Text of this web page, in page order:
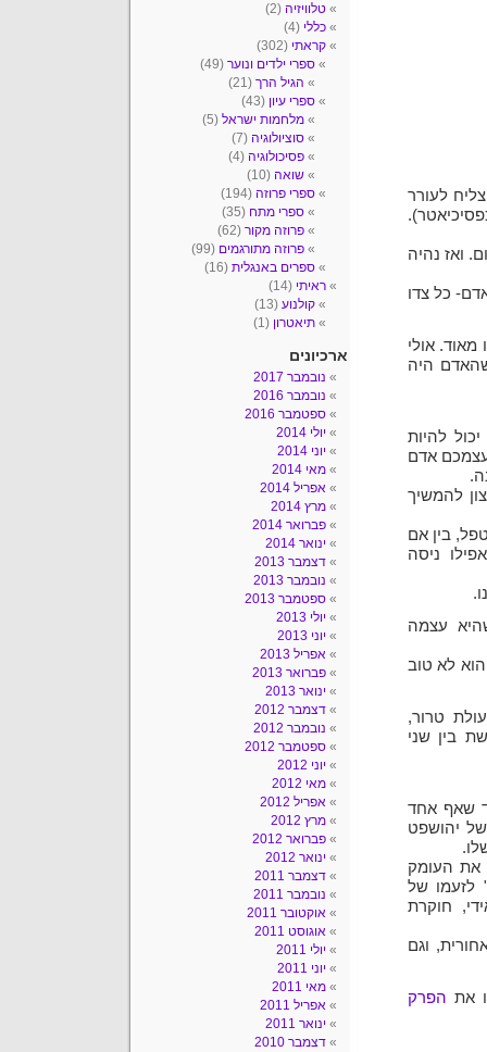
לעורר
ואז נהיה
כל צדו
אולי
היה
להיות
אדם
להמשיך
בין אם
ניסה
עצמה
לא טוב
טרור,
בין שני
שאף אחד
יהושפט
את העומק
לזעמו של
חוקרת
וגם
את הפרק
טלוויזיה (2)
כללי (4)
קראתי (302)
ספרי ילדים ונוער (49)
הגיל הרך (21)
ספרי עיון (43)
מלחמות ישראל (5)
סוציולוגיה (7)
פסיכולוגיה (4)
שואה (10)
ספרי פרוזה (194)
ספרי מתח (35)
פרוזה מקור (62)
פרוזה מתורגמים (99)
ספרים באנגלית (16)
ראיתי (14)
קולנוע (13)
תיאטרון (1)
ארכיונים
נובמבר 2017
נובמבר 2016
ספטמבר 2016
יולי 2014
יוני 2014
מאי 2014
אפריל 2014
מרץ 2014
פברואר 2014
ינואר 2014
דצמבר 2013
נובמבר 2013
ספטמבר 2013
יולי 2013
יוני 2013
אפריל 2013
פברואר 2013
ינואר 2013
דצמבר 2012
נובמבר 2012
ספטמבר 2012
יוני 2012
מאי 2012
אפריל 2012
מרץ 2012
פברואר 2012
ינואר 2012
דצמבר 2011
נובמבר 2011
אוקטובר 2011
אוגוסט 2011
יולי 2011
יוני 2011
מאי 2011
אפריל 2011
ינואר 2011
דצמבר 2010